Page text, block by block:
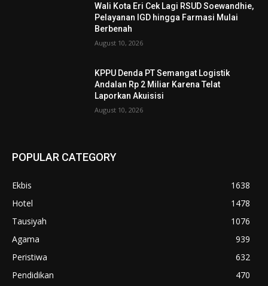
Wali Kota Eri Cek Lagi RSUD Soewandhie,
Pelayanan IGD hingga Farmasi Mulai
Berbenah
August 10, 2026
KPPU Denda PT Semangat Logistik
Andalan Rp 2 Miliar Karena Telat
Laporkan Akuisisi
August 10, 2026
POPULAR CATEGORY
Ekbis
1638
Hotel
1478
Tausiyah
1076
Agama
939
Peristiwa
632
Pendidikan
470